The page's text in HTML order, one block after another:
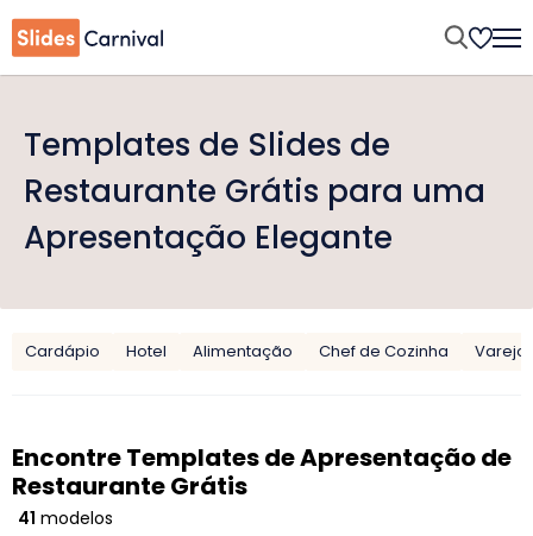
Templates de Slides de
Restaurante Grátis para uma
Apresentação Elegante
Cardápio Hotel Alimentação Chef de Cozinha Varejo
Encontre Templates de Apresentação de
Restaurante Grátis
41 modelos